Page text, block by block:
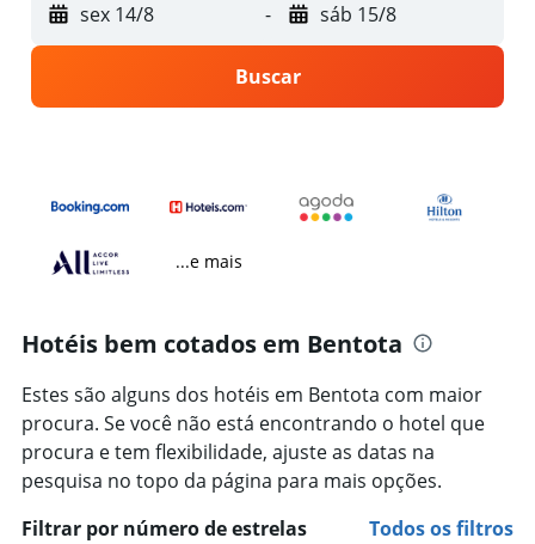
sex 14/8 - sáb 15/8
Buscar
...e mais
Hotéis bem cotados em Bentota
Estes são alguns dos hotéis em Bentota com maior
procura. Se você não está encontrando o hotel que
procura e tem flexibilidade, ajuste as datas na
pesquisa no topo da página para mais opções.
Filtrar por número de estrelas
Todos os filtros